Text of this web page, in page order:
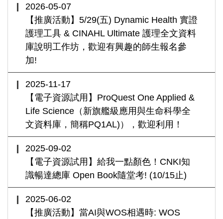
2026-05-07
【推廣活動】5/29(五) Dynamic Health 實證
護理工具 & CINAHL Ultimate 護理全文資料
庫說明工作坊，歡迎有興趣的師生報名參
加!
2025-11-17
【電子資源試用】ProQuest One Applied &
Life Science（新旗艦級應用與生命科學全
文資料庫，簡稱PQ1AL)），歡迎利用！
2025-09-02
【電子資源試用】給我一點顏色！CNKI知
識暢達總庫 Open Book隨堂考! (10/15止)
2025-06-02
【推廣活動】當AI與WOS相遇時: WOS